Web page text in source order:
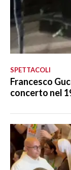
SPETTACOLI
Francesco
concerto nel